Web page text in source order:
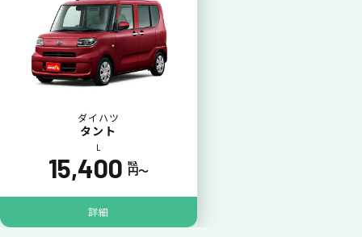
いままで難しかったカーリースの利用料金を
一括（一回）払いで可能。
ポイントが貯まる
ダイハツ
タント
L
15,400 税込
円〜
詳細